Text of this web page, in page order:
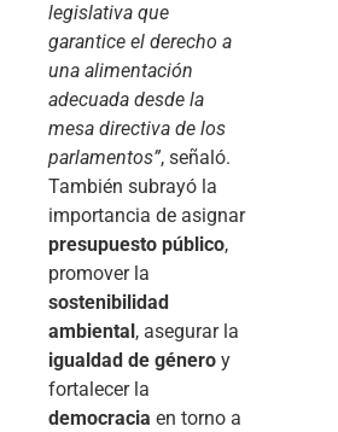
legislativa que
garantice el derecho a
una alimentación
adecuada desde la
mesa directiva de los
parlamentos”, señaló.
También subrayó la
importancia de asignar
presupuesto público,
promover la
sostenibilidad
ambiental , asegurar la
igualdad de género y
fortalecer la
democracia en torno a